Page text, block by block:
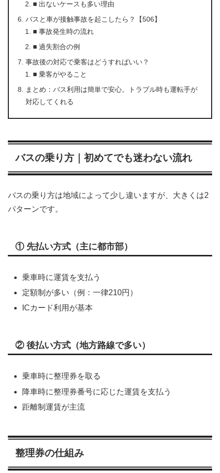
■ 出ないケースも多い理由
バスと車が接触事故を起こしたら？【506】
■ 事故発生時の流れ
■ 過失割合の例
事故後の対応で乗客はどうすればいい？
■ 乗客がやること
まとめ：バス利用は簡単で安心。トラブル時も運転手が
対応してくれる
バスの乗り方｜初めてでも迷わない流れ
バスの乗り方は地域によって少し違いますが、大きくは2
パターンです。
① 先払い方式（主に都市部）
乗車時に運賃を支払う
定額制が多い（例：一律210円）
ICカード利用が基本
② 後払い方式（地方路線で多い）
乗車時に整理券を取る
降車時に整理券番号に応じた運賃を支払う
距離制運賃が主流
整理券の仕組み